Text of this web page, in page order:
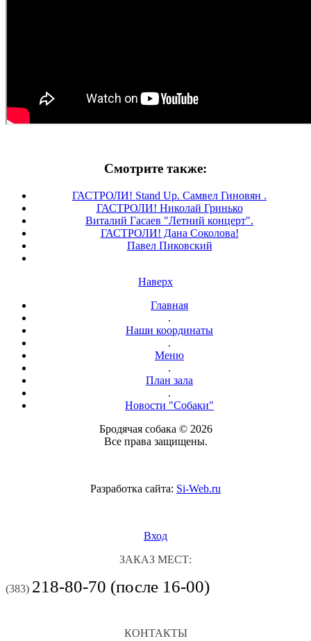
Смотрите также:
ГАСТРОЛИ! Stand Up. Самвел Гиновян .
ГАСТРОЛИ! Николай Гринько
Виталий Гасаев "Летний концерт".
ГАСТРОЛИ! Дана Соколова!
Павел Пиковский
Наверх
Главная
.
Наши координаты
.
Меню
.
План зала
.
Новости "Собаки"
Бродячая собака © 2026
Все права защищены.
Разработка сайта: Si-Web.ru
Вход
ЗАКАЗ МЕСТ:
(383) 218-80-70 (после 16-00)
КОНТАКТЫ